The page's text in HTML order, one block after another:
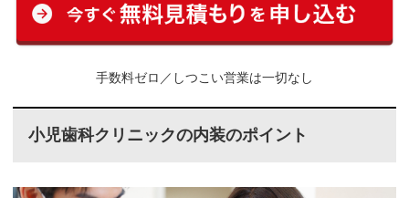
手数料ゼロ／しつこい営業は一切なし
小児歯科クリニックの内装のポイント